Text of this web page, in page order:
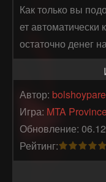
Как только вы
ет автоматически
остаточно денег
Автор:
Игра: MTA
Обновление:
Рейтинг: